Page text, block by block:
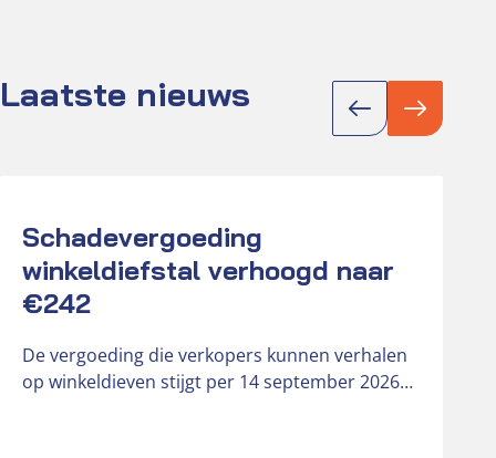
Laatste nieuws
Schadevergoeding
winkeldiefstal verhoogd naar
€242
De vergoeding die verkopers kunnen verhalen
op winkeldieven stijgt per 14 september 2026